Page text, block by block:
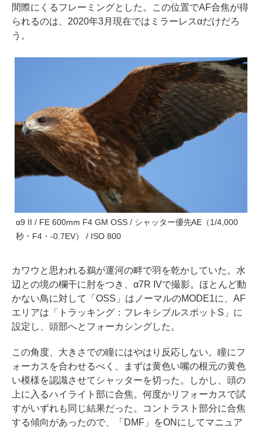
間際にくるフレーミングとした。この位置でAF合焦が得
られるのは、2020年3月現在ではミラーレスαだけだろ
う。
α9 II / FE 600mm F4 GM OSS / シャッター優先AE（1/4,000
秒・F4・-0.7EV） / ISO 800
カワウと思われる鵜が運河の畔で羽を乾かしていた。水
辺との境の欄干に肘をつき、α7R IVで撮影。ほとんど動
かない鳥に対して「OSS」はノーマルのMODE1に、AF
エリアは「トラッキング：フレキシブルスポットS」に
設定し、頭部へとフォーカシングした。
この角度、大きさでの瞳にはやはり反応しない。瞳にフ
ォーカスを合わせるべく、まずは黄色い嘴の根元の黄色
い模様を認識させてシャッターを切った。しかし、頭の
上に入るハイライト部に合焦。何度かリフォーカスで試
すがいずれも同じ結果だった。コントラスト部分に合焦
する傾向があったので、「DMF」をONにしてマニュア